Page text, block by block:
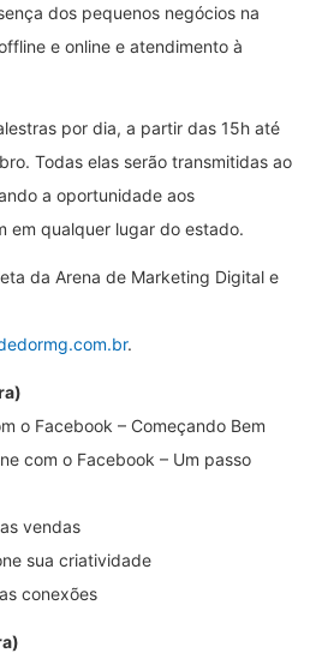
dos pequenos negócios na
e online e atendimento à
por dia, a partir das 15h até
Todas elas serão transmitidas ao
a oportunidade aos
em qualquer lugar do estado.
da Arena de Marketing Digital e
.
o Facebook – Começando Bem
com o Facebook – Um passo
vendas
sua criatividade
conexões